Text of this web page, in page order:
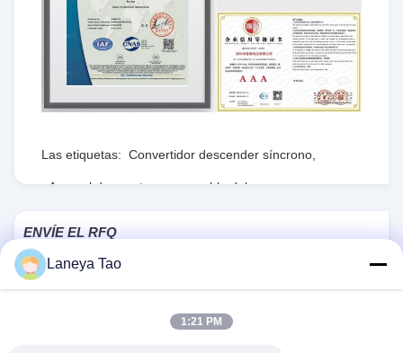
Las etiquetas: Convertidor descender síncrono
Arsenal de puerta programable del campo,
ENVÍE EL RFQ
Laneya Tao
1:21 PM